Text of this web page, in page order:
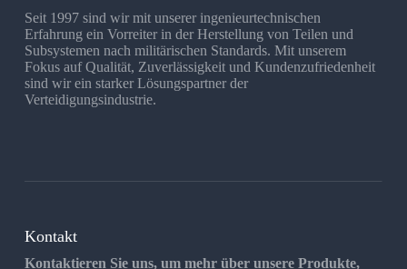
Seit 1997 sind wir mit unserer ingenieurtechnischen
Erfahrung ein Vorreiter in der Herstellung von Teilen und
Subsystemen nach militärischen Standards. Mit unserem
Fokus auf Qualität, Zuverlässigkeit und Kundenzufriedenheit
sind wir ein starker Lösungspartner der
Verteidigungsindustrie.
Kontakt
Kontaktieren Sie uns, um mehr über unsere Produkte,